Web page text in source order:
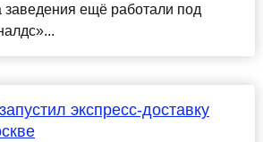
заведения ещё работали под
экспресс-доставку